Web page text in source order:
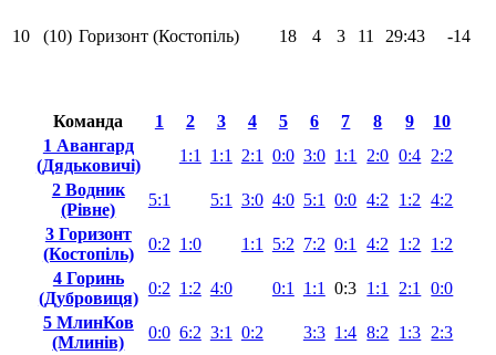
10 (10) Горизонт (Костопіль) 18 4 3 11 29:43 -14
Команда 1 2 3 4 5 6 7 8 9
10
1 Авангард
(Дядьковичі)
1:1 1:1 2:1 0:0 3:0 1:1 2:0 0:4 2:2
2 Водник
(Рівне)
5:1 5:1 3:0 4:0 5:1 0:0 4:2 1:2
4:2
3 Горизонт
(Костопіль)
0:2 1:0 1:1 5:2 7:2 0:1 4:2 1:2
1:2
4 Горинь
(Дубровиця)
0:2 1:2 4:0 0:1 1:1 0:3 1:1 2:1
0:0
5 МлинКов
(Млинів)
0:0 6:2 3:1 0:2 3:3 1:4 8:2 1:3 2:3